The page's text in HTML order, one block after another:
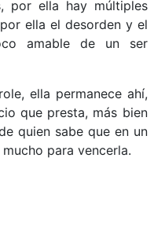
por ella hay múltiples
ella el desorden y el
amable de un ser
ella permanece ahí,
que presta, más bien
quien sabe que en un
para vencerla.